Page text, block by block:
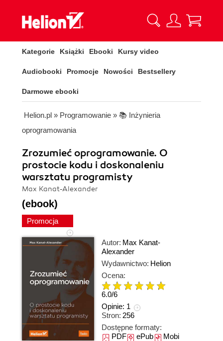
Kategorie Książki Ebooki Kursy video
Audiobooki Promocje Nowości Bestsellery
Darmowe ebooki
Helion.pl » Programowanie » 📚 Inżynieria
oprogramowania
Zrozumieć oprogramowanie. O
prostocie kodu i doskonaleniu
warsztatu programisty
Max Kanat-Alexander
(ebook)
Promocja
Autor: Max Kanat-
Alexander
Wydawnictwo: Helion
Ocena:
6.0/6
Opinie: 1
Stron: 256
Dostępne formaty:
PDFePubMobi